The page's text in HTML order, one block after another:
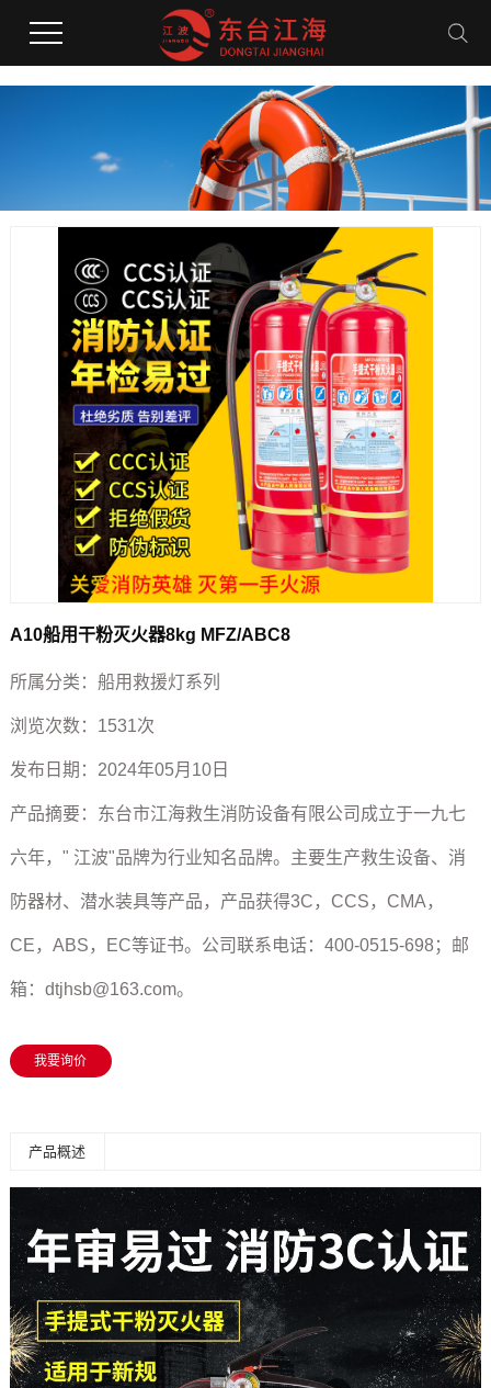
A10船用干粉灭火器8kg MFZ/ABC8
所属分类： 船用救援灯系列
浏览次数： 1531次
发布日期： 2024年05月10日
产品摘要： 东台市江海救生消防设备有限公司成立于一九七
六年，" 江波"品牌为行业知名品牌。主要生产救生设备、消
防器材、潜水装具等产品，产品获得3C，CCS，CMA，
CE，ABS，EC等证书。公司联系电话：400-0515-698；邮
箱：dtjhsb@163.com。
我要询价
产品概述